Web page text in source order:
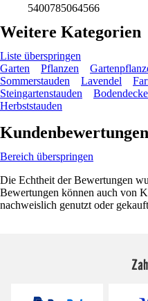
5400785064566
Weitere Kategorien
Liste überspringen
Garten
Pflanzen
Sommerstauden
Lavendel
Steingartenstauden
Herbststauden
Kundenbewertungen
Bereich überspringen
Die Echtheit der Bewertungen
Bewertungen können auch von
nachweislich genutzt oder